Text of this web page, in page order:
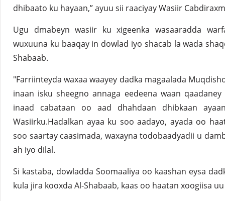
dhibaato ku hayaan,” ayuu sii raaciyay Wasiir
Ugu dmabeyn wasiir ku xigeenka wasaaradda
wuxuuna ku baaqay in dowlad iyo shacab la wada
Shabaab.
"Farriinteyda waxaa waayey dadka magaalada
inaan isku sheegno annaga eedeena waan
inaad cabataan oo aad dhahdaan dhibkaan
Wasiirku.Hadalkan ayaa ku soo aadayo, ayada oo
soo saartay caasimada, waxayna todobaadyadii u
ah iyo dilal.
Si kastaba, dowladda Soomaaliya oo kaashan eysa
kula jira kooxda Al-Shabaab, kaas oo haatan xoogiisa